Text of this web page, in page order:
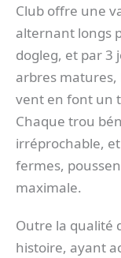
Club offre une
alternant longs
dogleg, et par 3
arbres matures,
vent en font un
Chaque trou
irréprochable,
fermes,
maximale.
Outre la qualité
histoire, ayant